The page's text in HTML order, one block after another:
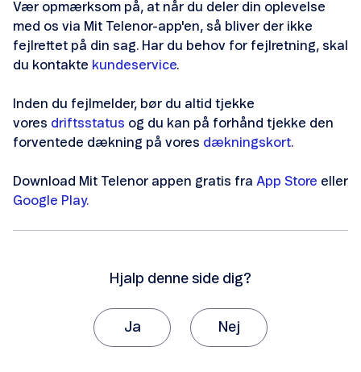
Dækningskort
Afmeld driftsstatus
Hastighedstest
Vær opmærksom på, at når du deler din oplevelse
med os via Mit Telenor-app'en, så bliver der ikke
fejlrettet på din sag. Har du behov for fejlretning, skal
du kontakte kundeservice.
Inden du fejlmelder, bør du altid tjekke
vores driftsstatus og du kan på forhånd tjekke den
forventede dækning på vores dækningskort.
Download Mit Telenor appen gratis fra App Store eller
Google Play.
Hjalp denne side dig?
Ja Nej